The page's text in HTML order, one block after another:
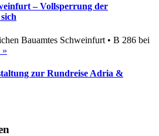
– Vollsperrung der
Bauamtes Schweinfurt • B 286 bei
»
zur Rundreise Adria &